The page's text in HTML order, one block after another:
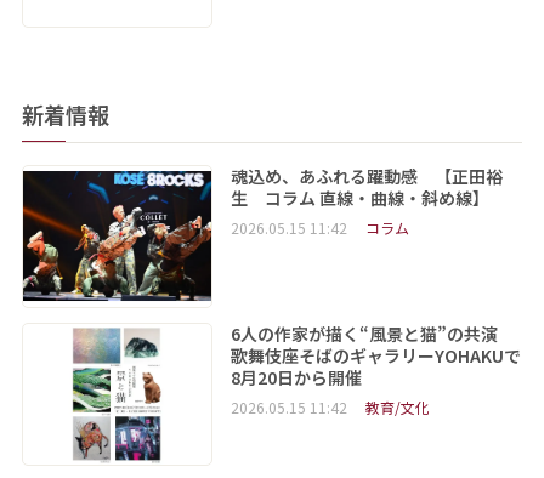
新着情報
魂込め、あふれる躍動感 【正田裕
生 コラム 直線・曲線・斜め線】
2026.05.15 11:42 コラム
6人の作家が描く“風景と猫”の共演
歌舞伎座そばのギャラリーYOHAKUで
8月20日から開催
2026.05.15 11:42 教育/文化